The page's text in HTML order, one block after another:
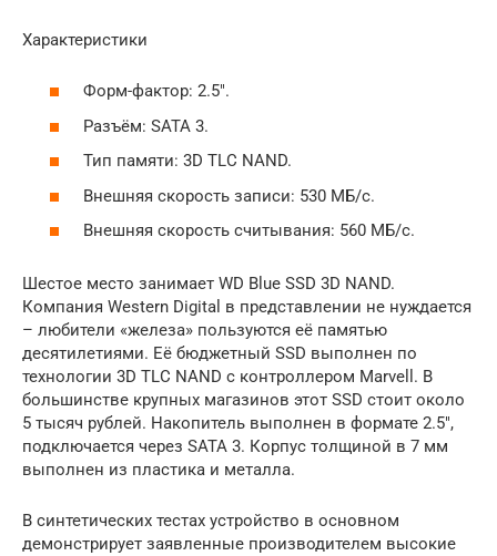
Характеристики
Форм-фактор: 2.5″.
Разъём: SATA 3.
Тип памяти: 3D TLC NAND.
Внешняя скорость записи: 530 МБ/с.
Внешняя скорость считывания: 560 МБ/с.
Шестое место занимает WD Blue SSD 3D NAND.
Компания Western Digital в представлении не нуждается
– любители «железа» пользуются её памятью
десятилетиями. Её бюджетный SSD выполнен по
технологии 3D TLC NAND с контроллером Marvell. В
большинстве крупных магазинов этот SSD стоит около
5 тысяч рублей. Накопитель выполнен в формате 2.5″,
подключается через SATA 3. Корпус толщиной в 7 мм
выполнен из пластика и металла.
В синтетических тестах устройство в основном
демонстрирует заявленные производителем высокие